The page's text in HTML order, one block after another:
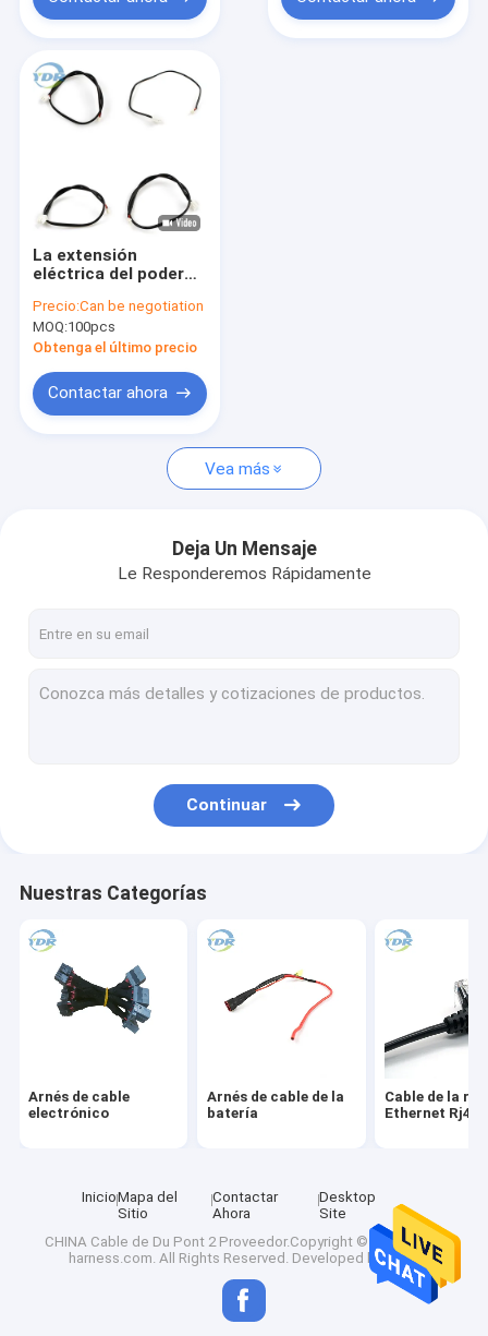
Jumper Wire eléctrico
Conectores del arnés de cable
Conector de la placa de circuito
Enchufe del receptáculo del conector de batería
La extensión
eléctrica del poder
Presidente telegrafía
1,25 2,54 2 ALCANCE
del Pin ISO9001
Precio:Can be negotiation
MOQ:100pcs
Obtenga el último precio
Contactar ahora
Vea más
Deja Un Mensaje
Le Responderemos Rápidamente
Continuar
Nuestras Categorías
Arnés de cable
electrónico
Arnés de cable de la
batería
Cable de la red
Ethernet Rj45
InicioMapa del
Sitio
Contactar
Ahora
Desktop
Site
CHINA Cable de Du Pont 2Proveedor.Copyright © 2024 wires-
harness.com. All Rights Reserved. Developed byECER